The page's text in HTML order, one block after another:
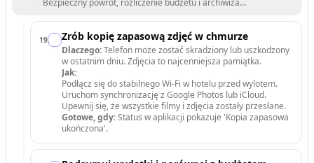
Bezpieczny powrót, rozliczenie budżetu i archiwizacja wspomnień.
19. Zrób kopię zapasową zdjęć w chmurze
Dlaczego:Telefon może zostać skradziony lub uszkodzony
w ostatnim dniu. Zdjęcia to najcenniejsza pamiątka.
Jak:
Podłącz się do stabilnego Wi-Fi w hotelu przed wylotem.
Uruchom synchronizację z Google Photos lub iCloud.
Upewnij się, że wszystkie filmy i zdjęcia zostały przesłane.
Gotowe, gdy:Status w aplikacji pokazuje 'Kopia zapasowa
ukończona'.